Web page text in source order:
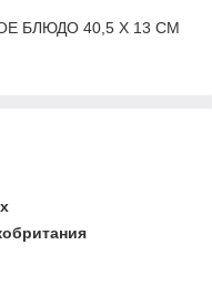
БЛЮДО 40,5 X 13 CM